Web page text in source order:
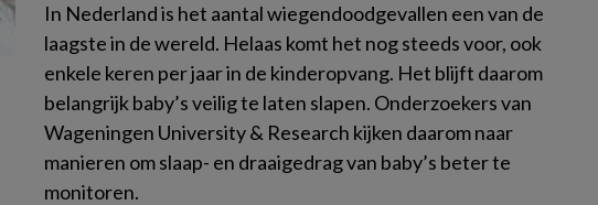
In Nederland is het aantal wiegendoodgevallen een van de
laagste in de wereld. Helaas komt het nog steeds voor, ook
enkele keren per jaar in de kinderopvang. Het blijft daarom
belangrijk baby’s veilig te laten slapen. Onderzoekers van
Wageningen University & Research kijken daarom naar
manieren om slaap- en draaigedrag van baby’s beter te
monitoren.